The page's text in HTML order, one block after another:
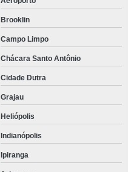
Brooklin
Campo Limpo
Chácara Santo Antônio
Cidade Dutra
Grajau
Heliópolis
Indianópolis
Ipiranga